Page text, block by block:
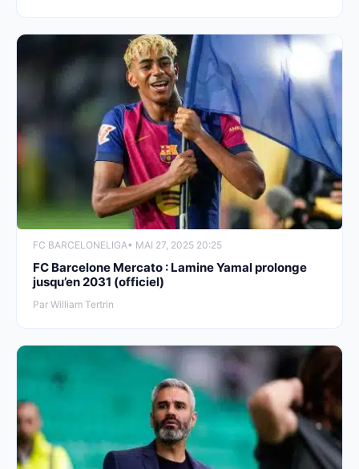
FC BARCELONELIGA• MAI 27, 2025 20:25
FC Barcelone Mercato : Lamine Yamal prolonge
jusqu’en 2031 (officiel)
Par William Tertrin